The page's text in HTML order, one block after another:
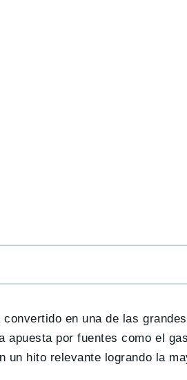
en una de las
apuesta por fuentes como el
un hito relevante logrando la